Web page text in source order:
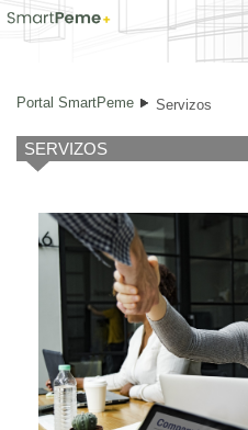
Servizos
Portal SmartPeme Servizos
SERVIZOS